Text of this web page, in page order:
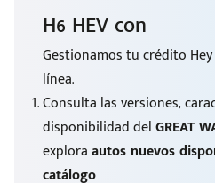
H6 HEV con
Gestionamos tu crédito
línea.
Consulta las versiones,
disponibilidad delGREAT
exploraautos nuevos
catálogo